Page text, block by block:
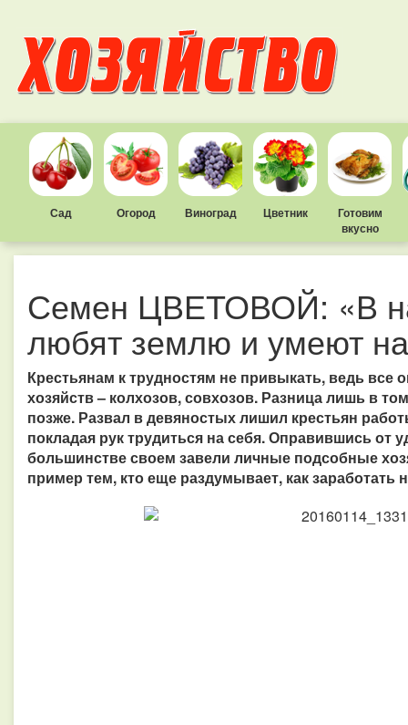
Сад Огород Виноград Цветник
Готовим
вкусно
Семен ЦВЕТОВОЙ: «В
любят землю и умеют
Крестьянам к трудностям не привыкать, ведь все
хозяйств – колхозов, совхозов. Разница лишь в
позже. Развал в девяностых лишил крестьян
покладая рук трудиться на себя. Оправившись от
большинстве своем завели личные подсобные
пример тем, кто еще раздумывает, как заработать